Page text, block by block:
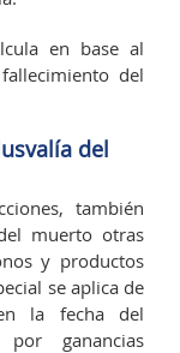
en base al
del
del
también
muerto otras
y productos
se aplica de
la fecha del
ganancias